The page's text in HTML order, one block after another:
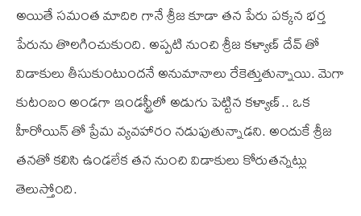
అయితే సమంత మాదిరి గానే శ్రీజ కూడా తన పేరు పక్కన భర్త
పేరును తొలగించుకుంది. అప్పటి నుంచి శ్రీజ కళ్యాణ్ దేవ్ తో
విడాకులు తీసుకుంటుందనే అనుమానాలు రేకెత్తుతున్నాయి. మెగా
కుటంబం అండగా ఇండస్ట్రీలో అడుగు పెట్టిన కళ్యాణ్.. ఒక
హీరోయిన్ తో ప్రేమ వ్యవహారం నడుపుతున్నాడని. అందుకే శ్రీజ
తనతో కలిసి ఉండలేక తన నుంచి విడాకులు కోరుతన్నట్లు
తెలుస్తోంది.